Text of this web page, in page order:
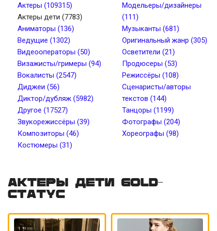
Рост, см от Рост, см до
Вес, кг до
Тембр голоса Длина волос
Цвет волос
Актеры (109315)
Актеры дети (7783)
Аниматоры (136)
Ведущие (1302)
Видеооператоры (50)
Визажисты/гримеры (94)
Вокалисты (2547)
Диджеи (56)
Диктор/дубляж (5982)
Другое (17527)
Звукорежиссёры (39)
Композиторы (46)
Костюмеры (31)
Модельеры/дизайнеры
(111)
Музыканты (681)
Оригинальный жанр (305)
Осветители (21)
Продюсеры (53)
Режиссёры (108)
Сценаристы/авторы
текстов (144)
Танцоры (1199)
Фотографы (204)
Хореографы (98)
Актеры дети Gold-
статус